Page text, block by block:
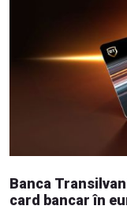
Banca
card bancar în